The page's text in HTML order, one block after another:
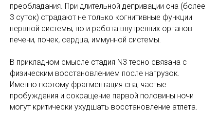
преобладания. При длительной депривации сна (более
3 суток) страдают не только когнитивные функции
нервной системы, но и работа внутренних органов —
печени, почек, сердца, иммунной системы.
В прикладном смысле стадия N3 тесно связана с
физическим восстановлением после нагрузок.
Именно поэтому фрагментация сна, частые
пробуждения и сокращение первой половины ночи
могут критически ухудшать восстановление атлета.